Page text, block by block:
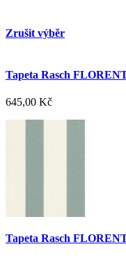
Zrušit výběr
Tapeta Rasch
645,00 Kč
Tapeta Rasch